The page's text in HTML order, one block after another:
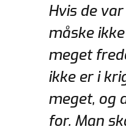
Hvis de
måske
meget
ikke er i
meget, og
for. Man